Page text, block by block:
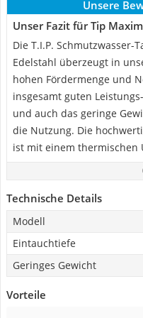
Unsere
Unser Fazit für Tip
Die T.I.P. Schmutzwasser-
Edelstahl überzeugt in
hohen Fördermenge und
insgesamt guten
und auch das geringe
die Nutzung. Die
ist mit einem thermischen
Technische Details
Modell
Eintauchtiefe
Geringes Gewicht
Vorteile